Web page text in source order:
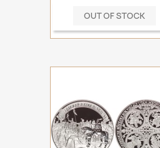
OUT OF STOCK